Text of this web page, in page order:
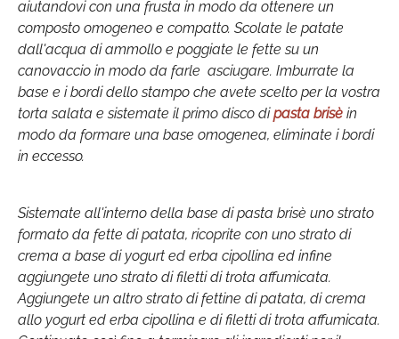
aiutandovi con una frusta in modo da ottenere un
composto omogeneo e compatto. Scolate le patate
dall'acqua di ammollo e poggiate le fette su un
canovaccio in modo da farle asciugare. Imburrate la
base e i bordi dello stampo che avete scelto per la vostra
torta salata e sistemate il primo disco dipasta brisè in
modo da formare una base omogenea, eliminate i bordi
in eccesso.
Sistemate all'interno della base di pasta brisè uno strato
formato da fette di patata, ricoprite con uno strato di
crema a base di yogurt ed erba cipollina ed infine
aggiungete uno strato di filetti di trota affumicata.
Aggiungete un altro strato di fettine di patata, di crema
allo yogurt ed erba cipollina e di filetti di trota affumicata.